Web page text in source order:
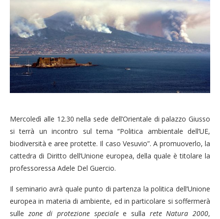
Mercoledì alle 12.30 nella sede dell’Orientale di palazzo Giusso
si terrà un incontro sul tema “Politica ambientale dell’UE,
biodiversità e aree protette. Il caso Vesuvio”. A promuoverlo, la
cattedra di Diritto dell’Unione europea, della quale è titolare la
professoressa Adele Del Guercio.
Il seminario avrà quale punto di partenza la politica dell’Unione
europea in materia di ambiente, ed in particolare si soffermerà
sullezone di protezione specialee sulla rete Natura 2000,